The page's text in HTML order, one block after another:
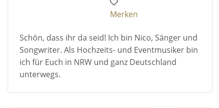
Merken
Schön, dass ihr da seid! Ich bin Nico, Sänger und
Songwriter. Als Hochzeits- und Eventmusiker bin
ich für Euch in NRW und ganz Deutschland
unterwegs.